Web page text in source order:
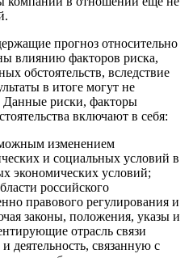
прогноз относительно
влиянию факторов риска,
обстоятельств, вследствие
в итоге могут не
Данные риски, факторы
включают в себя:
изменением
и социальных условий в
экономических условий;
российского
правового регулирования и
законы, положения, указы и
отрасль связи
деятельность, связанную с